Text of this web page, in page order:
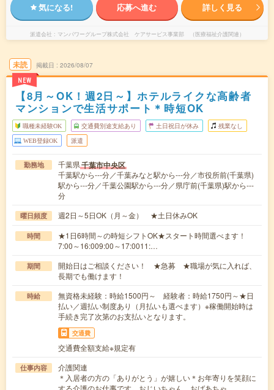
気になる! 応募へ進む 詳しく見る
派遣会社 マンパワーグループ株式会社 ケアサービス事業部 （医療福祉介護関連）
未読
NEW
掲載日 2026/08/07
【8月～OK！週2日～】ホテルライクな高齢者
マンションで生活サポート＊時短OK
職種未経験OK 交通費別途支給あり 土日祝日が休み 残業なし
WEB登録OK 派遣
勤務地 千葉県千葉市中央区
千葉駅から---分／千葉みなと駅から---分／市役所前(千葉県)
駅から---分／千葉公園駅から---分／県庁前(千葉県)駅から---
分
曜日頻度 週2日～5日OK（月～金） ★土日休みOK
時間
★1日6時間～の時短シフトOK★スタート時間選べます！
7:00～16:009:00～17:0011:…
期間
開始日はご相談ください！ ★急募 ★職場が気に入れば、
長期でも働けます！
時給
無資格未経験：時給1500円～ 経験者：時給1750円～★日
払い／週払い制度あり（月払いも選べます）※稼働開始時は
手続き完了次第のお支払いとなります。
交通費
交通費全額支給※規定有
仕事内容
介護関連
＊入居者の方の「ありがとう」が嬉しい＊お年寄りを笑顔に